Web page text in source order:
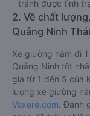
tránh được tình
2. Về chất
Quảng Ninh
Xe giường nằm đi
Quảng Ninh tốt
giá từ 1 đến 5 của
lượng xe giường
Vexere.com. Đánh